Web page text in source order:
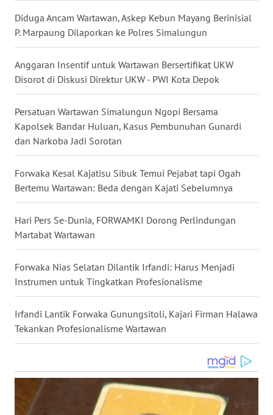
Diduga Ancam Wartawan, Askep Kebun Mayang Berinisial
P. Marpaung Dilaporkan ke Polres Simalungun
Anggaran Insentif untuk Wartawan Bersertifikat UKW
Disorot di Diskusi Direktur UKW - PWI Kota Depok
Persatuan Wartawan Simalungun Ngopi Bersama
Kapolsek Bandar Huluan, Kasus Pembunuhan Gunardi
dan Narkoba Jadi Sorotan
Forwaka Kesal Kajatisu Sibuk Temui Pejabat tapi Ogah
Bertemu Wartawan: Beda dengan Kajati Sebelumnya
Hari Pers Se-Dunia, FORWAMKI Dorong Perlindungan
Martabat Wartawan
Forwaka Nias Selatan Dilantik Irfandi: Harus Menjadi
Instrumen untuk Tingkatkan Profesionalisme
Irfandi Lantik Forwaka Gunungsitoli, Kajari Firman Halawa
Tekankan Profesionalisme Wartawan
WN
NUSANTARA
JOGJA
JATIM
WN
KALTENG
WN
KALTARA
WN
KALSEL
WN
KALTIM